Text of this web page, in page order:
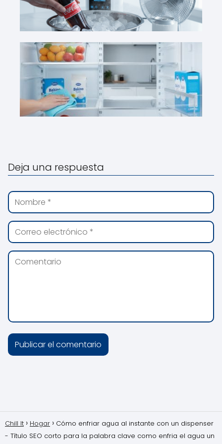
Deja una respuesta
Chill It Hogar
Cómo enfriar agua al instante con un dispenser
- Título SEO corto para la palabra clave como enfria el agua un